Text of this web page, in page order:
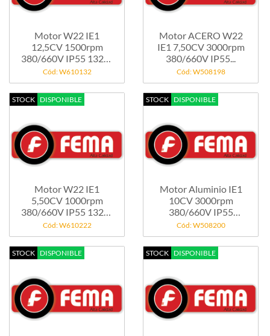
Motor W22 IE1
12,5CV 1500rpm
380/660V IP55 132M
B3
Cód: W610132
Motor ACERO W22
IE1 7,50CV 3000rpm
380/660V IP55...
Cód: W508198
STOCK DISPONIBLE
Motor W22 IE1
5,50CV 1000rpm
380/660V IP55 132M
B3
Cód: W610222
STOCK DISPONIBLE
Motor Aluminio IE1
10CV 3000rpm
380/660V IP55
132M...
Cód: W508200
STOCK DISPONIBLE STOCK DISPONIBLE